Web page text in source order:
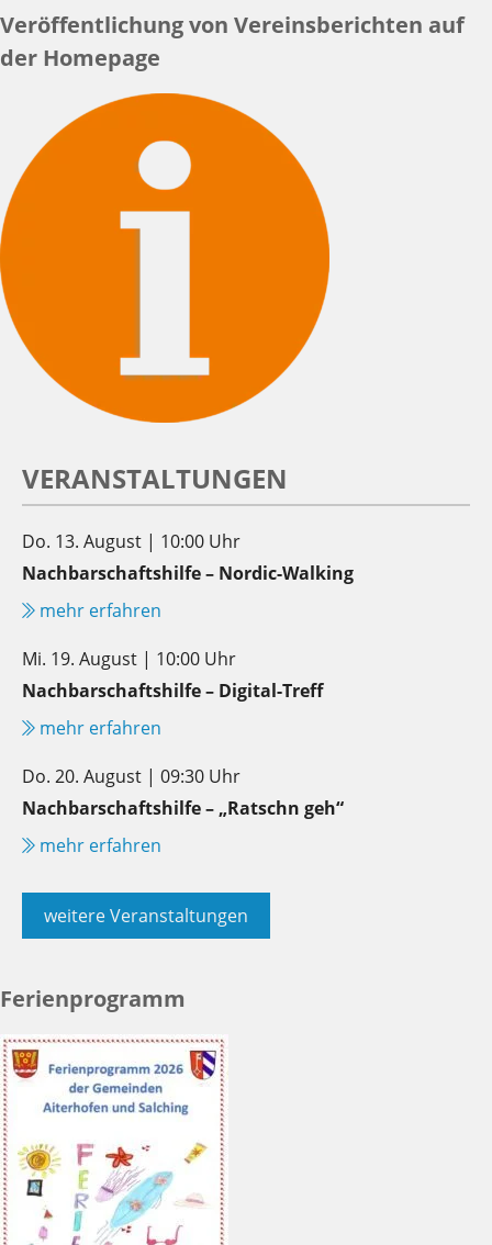
Veröffentlichung von Vereinsberichten auf
der Homepage
VERANSTALTUNGEN
Do. 13. August | 10:00 Uhr
Nachbarschaftshilfe – Nordic-Walking
mehr erfahren
Mi. 19. August | 10:00 Uhr
Nachbarschaftshilfe – Digital-Treff
mehr erfahren
Do. 20. August | 09:30 Uhr
Nachbarschaftshilfe – „Ratschn geh“
mehr erfahren
weitere Veranstaltungen
Ferienprogramm